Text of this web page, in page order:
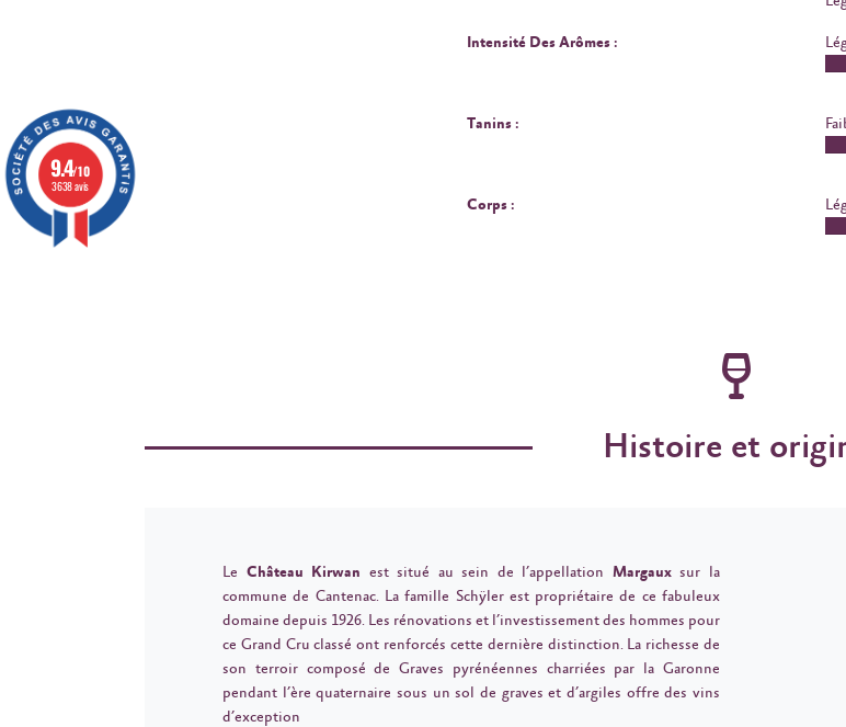
Intensité Des Arômes :
Tanins :
Corps :
Histoire et
Le Château Kirwan est situé au sein de l’appellation Margauxsur la
commune de Cantenac. La famille Schÿler est propriétaire de ce fabuleux
domaine depuis 1926. Les rénovations et l’investissement des hommes pour
ce Grand Cru classé ont renforcés cette dernière distinction. La richesse de
son terroir composé de Graves pyrénéennes charriées par la Garonne
pendant l’ère quaternaire sous un sol de graves et d’argiles offre des vins
d’exception
9.4/10
3638 avis